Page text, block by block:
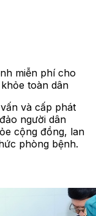
miễn phí cho
toàn dân
và cấp phát
người dân
cộng đồng, lan
phòng bệnh.